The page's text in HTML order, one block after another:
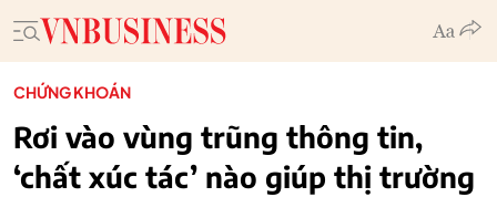
CHỨNG KHOÁN
Rơi vào vùng trũng thông tin,
‘chất xúc tác’ nào giúp thị trường